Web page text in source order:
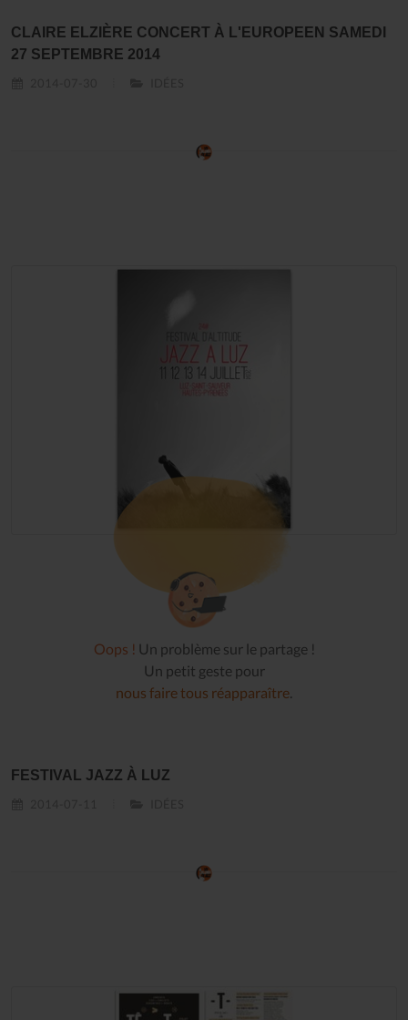
CLAIRE ELZIÈRE CONCERT À L'EUROPEEN SAMEDI
27 SEPTEMBRE 2014
Oops ! Un problème sur le partage !
Un petit geste pour
nous faire tous réapparaître.
FESTIVAL JAZZ À LUZ